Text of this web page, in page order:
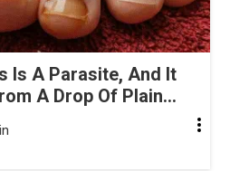
Is A Parasite, And It
A Drop Of Plain...